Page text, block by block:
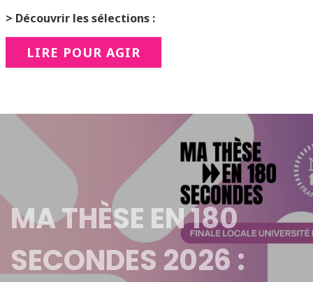
> Découvrir les sélections :
LIRE POUR AGIR
MA THÈSE EN 180
SECONDES 2026 :